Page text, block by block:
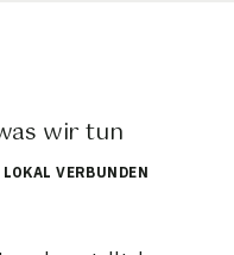
wir tun
LOKAL VERBUNDEN